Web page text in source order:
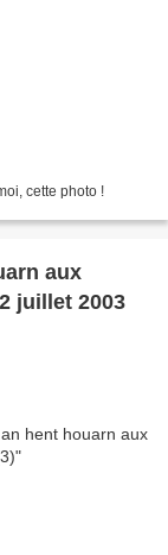
cette photo !
aux
juillet 2003